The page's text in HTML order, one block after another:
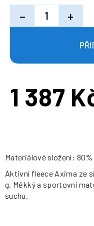
+
−
1 387
Měrná
Materiálové složení:
Aktivní fleece Axima ze
g. Měkký a sportovní
suchu.